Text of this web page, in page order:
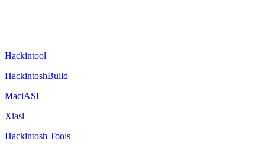
Hackintool
HackintoshBuild
MaciASL
Xiasl
Hackintosh Tools